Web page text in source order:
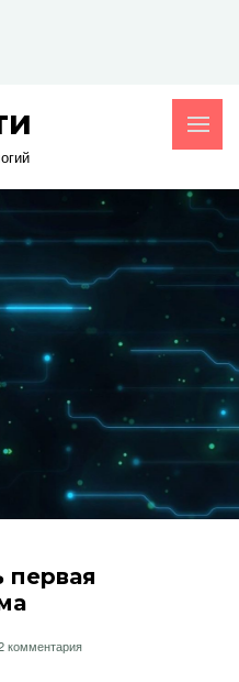
первая
комментария